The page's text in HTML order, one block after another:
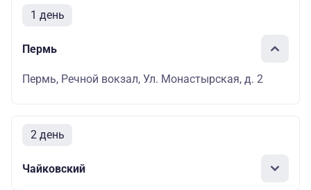
1 день
Пермь
Пермь, Речной вокзал, Ул. Монастырская, д. 2
2 день
Чайковский